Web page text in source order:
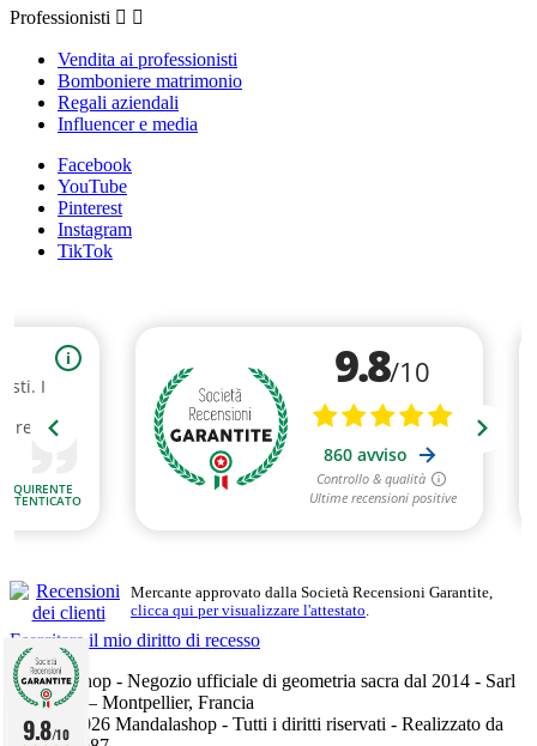
Professionisti  
Vendita ai professionisti
Bomboniere matrimonio
Regali aziendali
Influencer e media
Facebook
YouTube
Pinterest
Instagram
TikTok
Mercante approvato dalla Società Recensioni Garantite,
clicca qui per visualizzare l'attestato
Esercitare il mio diritto di recesso
Mandalashop - Negozio ufficiale di geometria sacra dal 2014 - Sarl
Uniworld – Montpellier, Francia
©2014–2026 Mandalashop - Tutti i diritti riservati - Realizzato da
9.8/10